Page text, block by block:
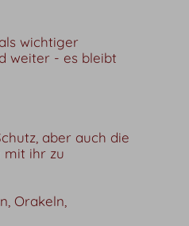
wichtiger
weiter - es bleibt
aber auch die
mit ihr zu
Orakeln,